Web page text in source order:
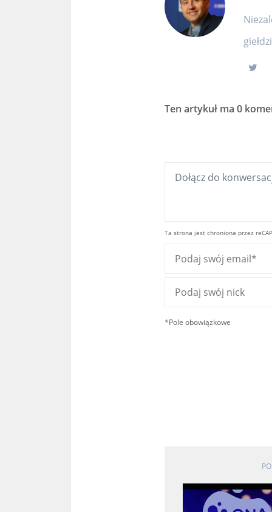
Ten artykuł ma 0
Ta strona jest chroniona przez
*Pole obowiązkowe